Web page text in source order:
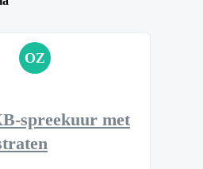
OZ
spreekuur met